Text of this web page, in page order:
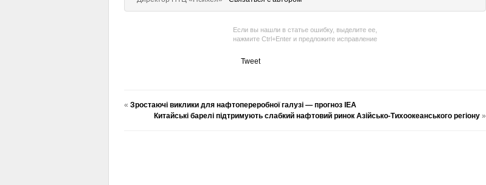
Если вы нашли в статье ошибку, выделите ее,
нажмите Ctrl+Enter и предложите исправление
Tweet
« Зростаючі виклики для нафтопереробної галузі — прогноз IEA
Китайські барелі підтримують слабкий нафтовий ринок Азійсько-Тихоокеанського регіону»